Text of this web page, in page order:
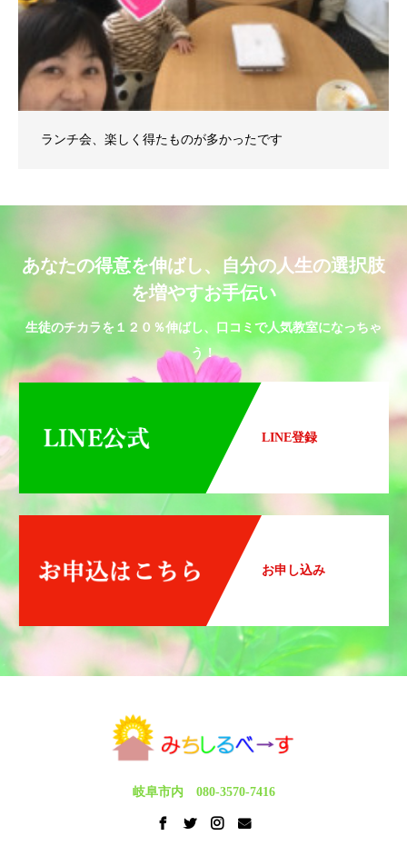
ランチ会、楽しく得たものが多かったです
あなたの得意を伸ばし、自分の人生の選択肢
を増やすお手伝い
生徒のチカラを１２０％伸ばし、口コミで人気教室になっちゃ
う！
LINE登録
お申し込み
岐阜市内 080-3570-7416